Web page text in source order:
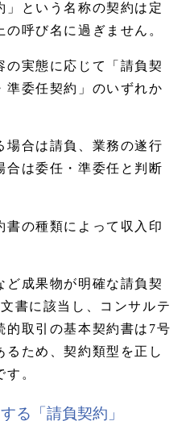
」という名称の契約は定
呼び名に過ぎません。
の実態に応じて「請負契
準委任契約」のいずれか
場合は請負、業務の遂行
合は委任・準委任と判断
書の種類によって収入印
ど成果物が明確な請負契
書に該当し、コンサルテ
的取引の基本契約書は7号
るため、契約類型を正し
。
る「請負契約」